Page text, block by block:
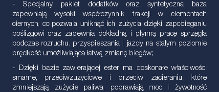
- Specjalny pakiet dodatków oraz syntetyczna baza
zapewniają wysoki współczynnik trakcji w elementach
ciernych, co pozwala uniknąć ich zużycia dzięki zapobieganiu
poślizgowi oraz zapewnia dokładną i płynną pracę sprzęgła
podczas rozruchu, przyspieszania i jazdy na stałym poziomie
prędkość umożliwiająca łatwą zmianę biegów;
- Dzięki bazie zawierającej ester ma doskonałe właściwości
smarne, przeciwzużyciowe i przeciw zacieraniu, które
zmniejszają zużycie paliwa, poprawiają moc i żywotność